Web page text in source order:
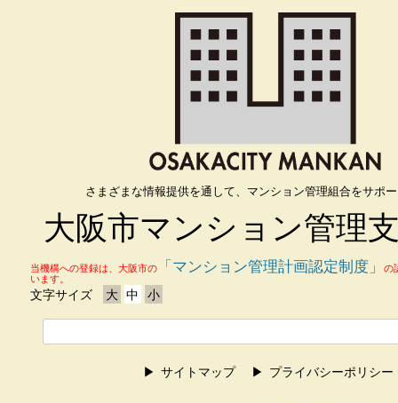
さまざまな情報提供を通して、マンション管理組合をサポ
大阪市マンション管理
当機構への登録は、大阪市の 「マンション管理計画認定制度」
の
います。
文字サイズ 大 中 小
サイトマップ プライバシーポリシー